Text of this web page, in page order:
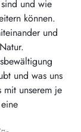
und wie
können.
und
und was uns
unserem je